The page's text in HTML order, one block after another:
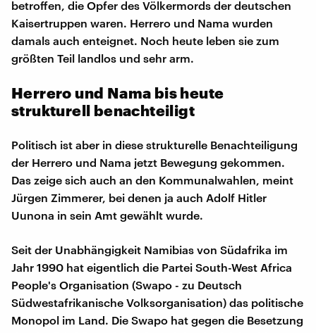
betroffen, die Opfer des Völkermords der deutschen
Kaisertruppen waren. Herrero und Nama wurden
damals auch enteignet. Noch heute leben sie zum
größten Teil landlos und sehr arm.
Herrero und Nama bis heute
strukturell benachteiligt
Politisch ist aber in diese strukturelle Benachteiligung
der Herrero und Nama jetzt Bewegung gekommen.
Das zeige sich auch an den Kommunalwahlen, meint
Jürgen Zimmerer, bei denen ja auch Adolf Hitler
Uunona in sein Amt gewählt wurde.
Seit der Unabhängigkeit Namibias von Südafrika im
Jahr 1990 hat eigentlich die Partei South-West Africa
People's Organisation (Swapo - zu Deutsch
Südwestafrikanische Volksorganisation) das politische
Monopol im Land. Die Swapo hat gegen die Besetzung